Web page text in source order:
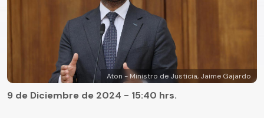
Aton - Ministro de Justicia, Jaime Gajardo
9 de Diciembre de 2024 - 15:40 hrs.